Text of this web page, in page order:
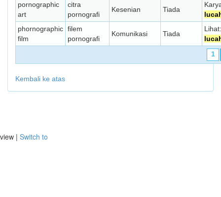
pornographic
art
citra
pornografi
Kesenian Tiada
phornographic
film
filem
pornografi
Komunikasi Tiada
1
Kembali ke atas
view | Switch to